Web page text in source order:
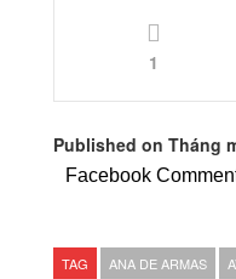
1
Published on Tháng
Facebook
TAG ANA DE ARMAS